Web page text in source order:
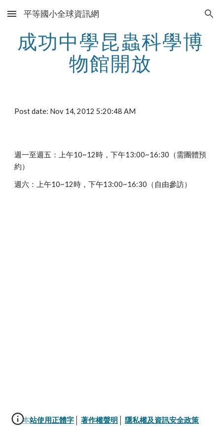
Skip to main content Skip to navigation
平等國小全球資訊網
成功中學昆蟲科學博
物館開放
Post date: Nov 14, 2012 5:20:48 AM
週一至週五：上午10~12時，下午13:00~16:30（需團體預
約）
週六：上午10~12時，下午13:00~16:30（自由參訪）
本站使用正體字 著作權聲明 隱私權及資訊安全政策